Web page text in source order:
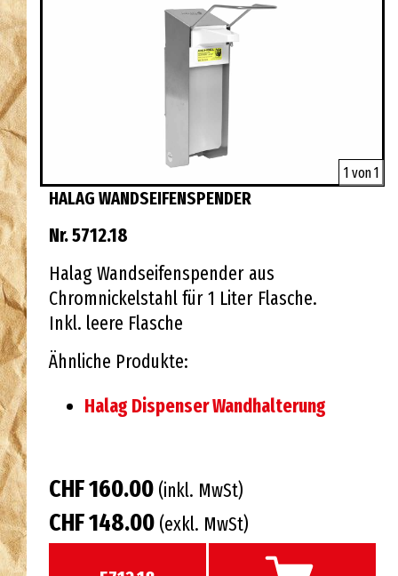
1 von 1
HALAG WANDSEIFENSPENDER
Nr. 5712.18
Halag Wandseifenspender aus
Chromnickelstahl für 1 Liter Flasche.
Inkl. leere Flasche
Ähnliche Produkte:
Halag Dispenser Wandhalterung
CHF 160.00 (inkl. MwSt)
CHF 148.00 (exkl. MwSt)